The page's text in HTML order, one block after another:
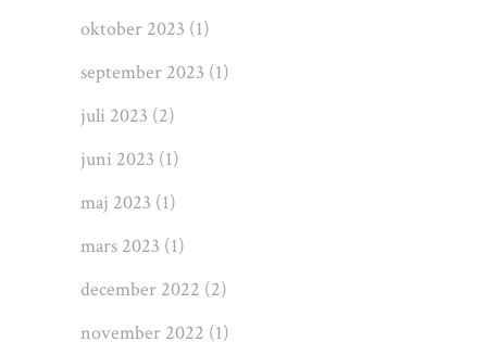
oktober 2023 (1)
september 2023 (1)
juli 2023 (2)
juni 2023 (1)
maj 2023 (1)
mars 2023 (1)
december 2022 (2)
november 2022 (1)